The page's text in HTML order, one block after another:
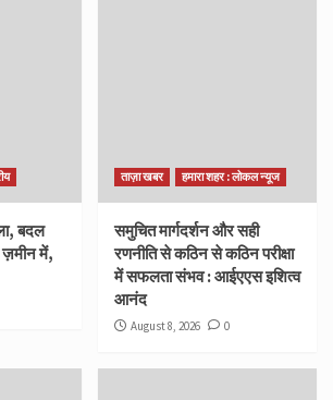
बदल
ज़मीन में,
ताज़ा खबर हमारा शहर : लोकल न्यूज
समुचित मार्गदर्शन और सही
रणनीति से कठिन से कठिन परीक्षा
में सफलता संभव : आईएएस इशित्व
आनंद
August 8, 2026 0